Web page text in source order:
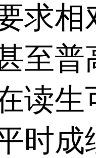
求相
至普
读生
时成